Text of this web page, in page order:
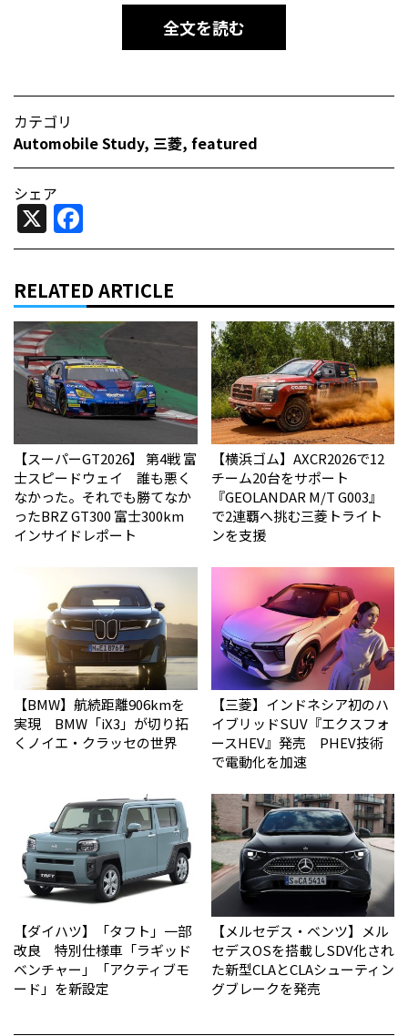
全文を読む
カテゴリ
Automobile Study, 三菱, featured
シェア
X
RELATED ARTICLE
【スーパーGT2026】 第4戦 富
士スピードウェイ 誰も悪く
なかった。それでも勝てなか
った――BRZ GT300 富士300km
インサイドレポート
【横浜ゴム】AXCR2026で12
チーム20台をサポート
『GEOLANDAR M/T G003』
で2連覇へ挑む三菱トライト
ンを支援
【BMW】航続距離906kmを
実現 BMW「iX3」が切り拓
くノイエ・クラッセの世界
【三菱】インドネシア初のハ
イブリッドSUV『エクスフォ
ースHEV』発売 PHEV技術
で電動化を加速
【ダイハツ】「タフト」一部
改良 特別仕様車「ラギッド
ベンチャー」「アクティブモ
ード」を新設定
【メルセデス・ベンツ】メル
セデスOSを搭載しSDV化され
た新型CLAとCLAシューティン
グブレークを発売